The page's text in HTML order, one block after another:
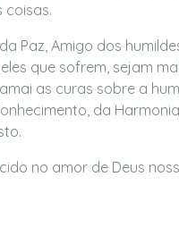
coisas.
Paz, Amigo dos
que sofrem, sejam
as curas sobre a
da
no amor de Deus